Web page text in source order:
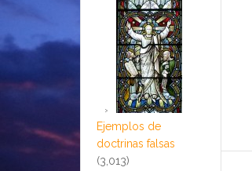
Ejemplos de
doctrinas falsas
(3,013)